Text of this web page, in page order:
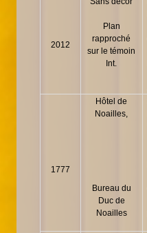
2012
Plan
rapproché
sur le témoin
Int.
1777
Hôtel de
Noailles,
Bureau du
Duc de
Noailles